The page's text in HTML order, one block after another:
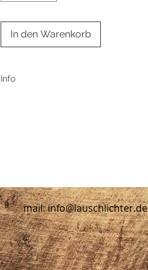
In den Warenkorb
Info
mail:info@lauschlichter.de